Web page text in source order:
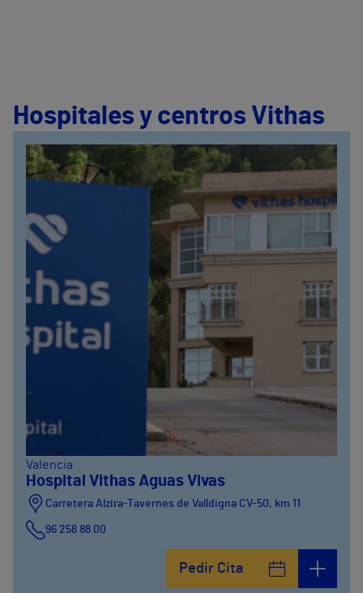
Hospitales y centros Vithas
Valencia
Hospital Vithas Aguas Vivas
Carretera Alzira-Tavernes de Valldigna CV-50, km 11
96 258 88 00
Pedir Cita